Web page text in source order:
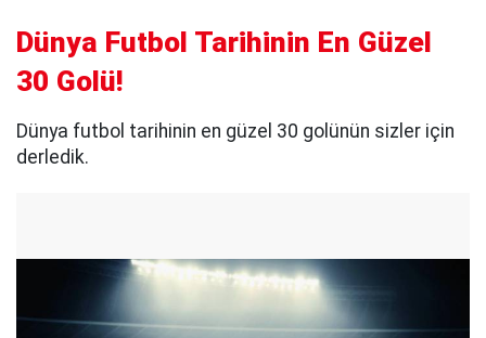
Dünya Futbol Tarihinin En Güzel
30 Golü!
Dünya futbol tarihinin en güzel 30 golünün sizler için
derledik.